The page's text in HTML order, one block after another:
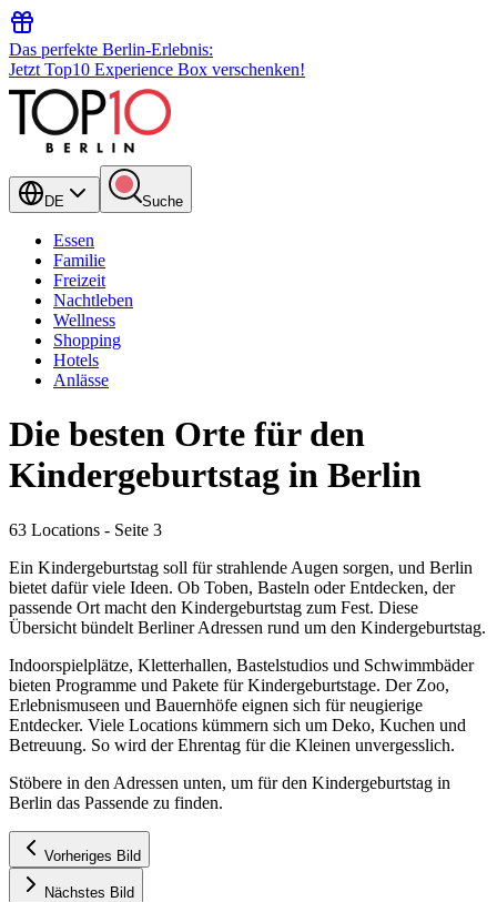
Das perfekte Berlin-Erlebnis:
Jetzt Top10 Experience Box verschenken!
DE Suche
Essen
Familie
Freizeit
Nachtleben
Wellness
Shopping
Hotels
Anlässe
Die besten Orte für den
Kindergeburtstag in Berlin
63 Locations - Seite 3
Ein Kindergeburtstag soll für strahlende Augen sorgen, und Berlin
bietet dafür viele Ideen. Ob Toben, Basteln oder Entdecken, der
passende Ort macht den Kindergeburtstag zum Fest. Diese
Übersicht bündelt Berliner Adressen rund um den Kindergeburtstag.
Indoorspielplätze, Kletterhallen, Bastelstudios und Schwimmbäder
bieten Programme und Pakete für Kindergeburtstage. Der Zoo,
Erlebnismuseen und Bauernhöfe eignen sich für neugierige
Entdecker. Viele Locations kümmern sich um Deko, Kuchen und
Betreuung. So wird der Ehrentag für die Kleinen unvergesslich.
Stöbere in den Adressen unten, um für den Kindergeburtstag in
Berlin das Passende zu finden.
Vorheriges Bild
Nächstes Bild